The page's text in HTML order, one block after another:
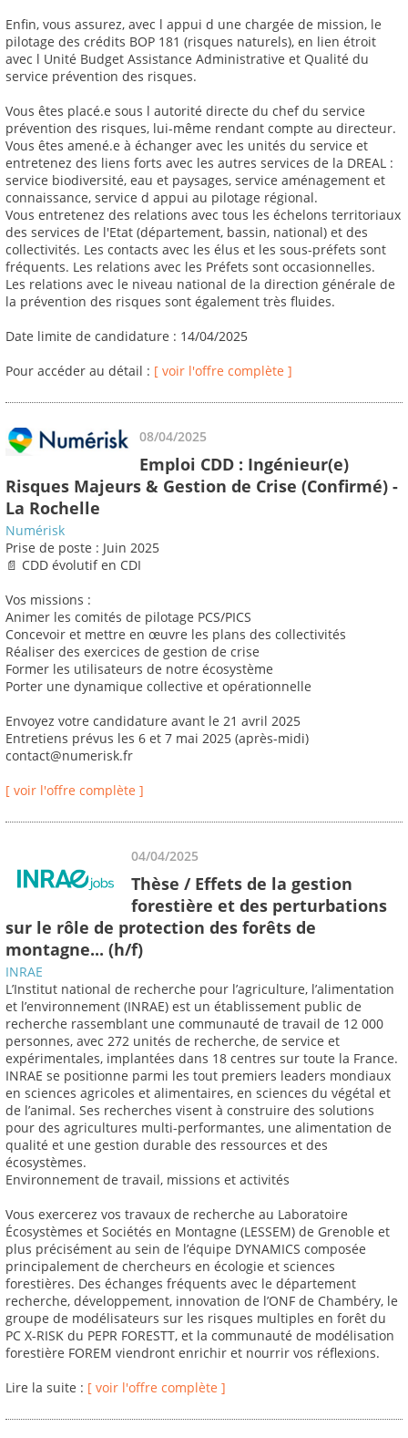
Enfin, vous assurez, avec l appui d une chargée de mission, le
pilotage des crédits BOP 181 (risques naturels), en lien étroit
avec l Unité Budget Assistance Administrative et Qualité du
service prévention des risques.
Vous êtes placé.e sous l autorité directe du chef du service
prévention des risques, lui-même rendant compte au directeur.
Vous êtes amené.e à échanger avec les unités du service et
entretenez des liens forts avec les autres services de la DREAL :
service biodiversité, eau et paysages, service aménagement et
connaissance, service d appui au pilotage régional.
Vous entretenez des relations avec tous les échelons territoriaux
des services de l'Etat (département, bassin, national) et des
collectivités. Les contacts avec les élus et les sous-préfets sont
fréquents. Les relations avec les Préfets sont occasionnelles.
Les relations avec le niveau national de la direction générale de
la prévention des risques sont également très fluides.
Date limite de candidature : 14/04/2025
Pour accéder au détail : [ voir l'offre complète ]
08/04/2025
Emploi CDD : Ingénieur(e)
Risques Majeurs & Gestion de Crise (Confirmé) -
La Rochelle
Numérisk
Prise de poste : Juin 2025
📄 CDD évolutif en CDI
Vos missions :
Animer les comités de pilotage PCS/PICS
Concevoir et mettre en œuvre les plans des collectivités
Réaliser des exercices de gestion de crise
Former les utilisateurs de notre écosystème
Porter une dynamique collective et opérationnelle
Envoyez votre candidature avant le 21 avril 2025
Entretiens prévus les 6 et 7 mai 2025 (après-midi)
contact@numerisk.fr
[ voir l'offre complète ]
04/04/2025
Thèse / Effets de la gestion
forestière et des perturbations
sur le rôle de protection des forêts de
montagne... (h/f)
INRAE
L’Institut national de recherche pour l’agriculture, l’alimentation
et l’environnement (INRAE) est un établissement public de
recherche rassemblant une communauté de travail de 12 000
personnes, avec 272 unités de recherche, de service et
expérimentales, implantées dans 18 centres sur toute la France.
INRAE se positionne parmi les tout premiers leaders mondiaux
en sciences agricoles et alimentaires, en sciences du végétal et
de l’animal. Ses recherches visent à construire des solutions
pour des agricultures multi-performantes, une alimentation de
qualité et une gestion durable des ressources et des
écosystèmes.
Environnement de travail, missions et activités
Vous exercerez vos travaux de recherche au Laboratoire
Écosystèmes et Sociétés en Montagne (LESSEM) de Grenoble et
plus précisément au sein de l’équipe DYNAMICS composée
principalement de chercheurs en écologie et sciences
forestières. Des échanges fréquents avec le département
recherche, développement, innovation de l’ONF de Chambéry, le
groupe de modélisateurs sur les risques multiples en forêt du
PC X-RISK du PEPR FORESTT, et la communauté de modélisation
forestière FOREM viendront enrichir et nourrir vos réflexions.
Lire la suite : [ voir l'offre complète ]